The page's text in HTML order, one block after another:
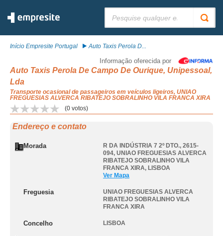
Início Empresite Portugal Auto Taxis Perola D...
Informação oferecida por
Auto Taxis Perola De Campo De Ourique, Unipessoal,
Lda
Transporte ocasional de passageiros em veículos ligeiros, UNIAO
FREGUESIAS ALVERCA RIBATEJO SOBRALINHO VILA FRANCA XIRA
(0 votos)
Endereço e contato
Morada
R DA INDÚSTRIA 7 2º DTO., 2615-
094, UNIAO FREGUESIAS ALVERCA
RIBATEJO SOBRALINHO VILA
FRANCA XIRA, LISBOA
Ver Mapa
Freguesia
UNIAO FREGUESIAS ALVERCA
RIBATEJO SOBRALINHO VILA
FRANCA XIRA
Concelho LISBOA